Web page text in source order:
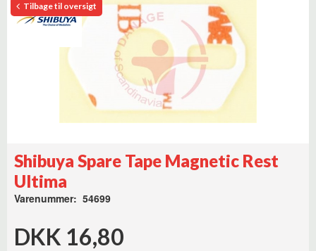
Tilbage til oversigt
Shibuya Spare Tape Magnetic Rest
Ultima
Varenummer: 54699
DKK 16,80